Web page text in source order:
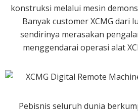
konstruksi melalui mesin
Banyak customer XCMG dari
sendirinya merasakan
menggendarai operasi alat
Pebisnis seluruh dunia